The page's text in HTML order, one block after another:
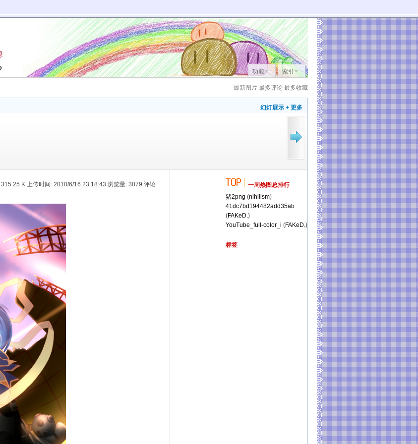
功能 索引
最新图片 最多评论 最多收藏
幻灯展示 + 更多
315.25 K 上传时间: 2010/6/16 23:18:43 浏览量: 3079 评论
一周热图总排行
猪2png (nihilism)
41dc7bd194482add35ab
(FAKeD.)
YouTube_full-color_i (FAKeD.)
标签